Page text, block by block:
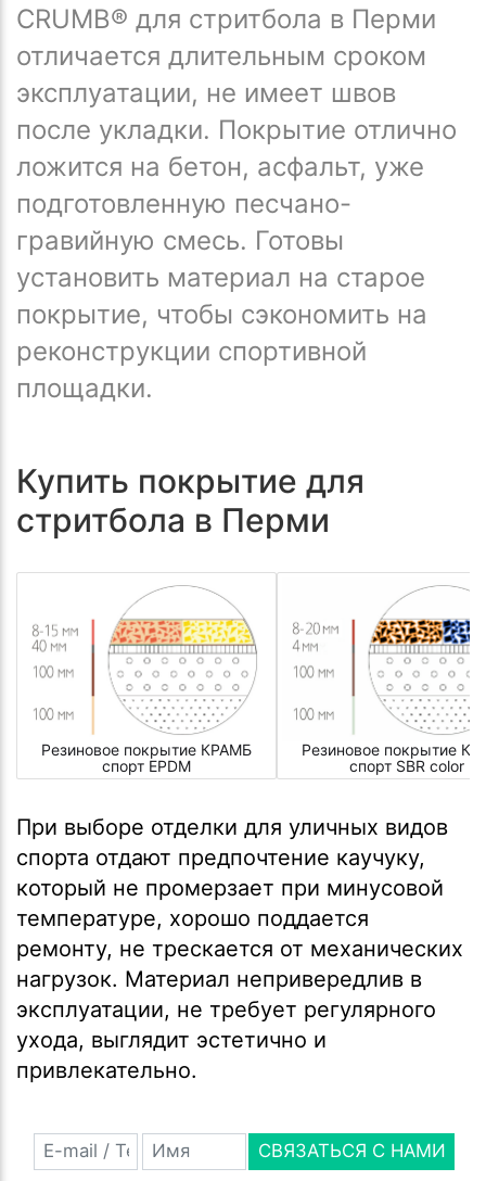
CRUMB® для стритбола в Перми
отличается длительным сроком
эксплуатации, не имеет швов
после укладки. Покрытие отлично
ложится на бетон, асфальт, уже
подготовленную песчано-
гравийную смесь. Готовы
установить материал на старое
покрытие, чтобы сэкономить на
реконструкции спортивной
площадки.
Купить покрытие для
стритбола в Перми
Резиновое покрытие КРАМБ
спорт EPDM
Резиновое покрытие
спорт SBR color
При выборе отделки для уличных видов
спорта отдают предпочтение каучуку,
который не промерзает при минусовой
температуре, хорошо поддается
ремонту, не трескается от механических
нагрузок. Материал непривередлив в
эксплуатации, не требует регулярного
ухода, выглядит эстетично и
привлекательно.
СВЯЗАТЬСЯ С НАМИ